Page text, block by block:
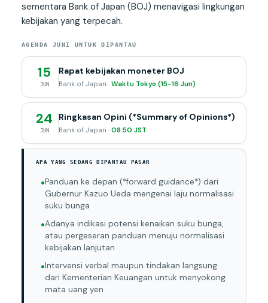
sementara Bank of Japan (BOJ) menavigasi lingkungan
kebijakan yang terpecah.
AGENDA JUNI UNTUK DIPANTAU
15
JUN
Rapat kebijakan moneter BOJ
Bank of Japan · Waktu Tokyo (15-16 Jun)
24
JUN
Ringkasan Opini (*Summary of Opinions*)
Bank of Japan · 08:50 JST
APA YANG SEDANG DIPANTAU PASAR
Panduan ke depan (*forward guidance*) dari
Gubernur Kazuo Ueda mengenai laju normalisasi
suku bunga
Adanya indikasi potensi kenaikan suku bunga,
atau pergeseran panduan menuju normalisasi
kebijakan lanjutan
Intervensi verbal maupun tindakan langsung
dari Kementerian Keuangan untuk menyokong
mata uang yen